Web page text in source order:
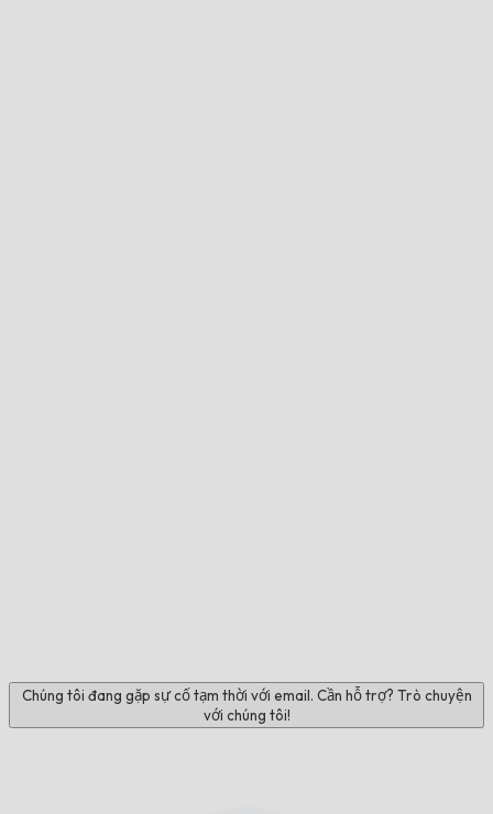
Chúng tôi đang gặp sự cố tạm thời với email. Cần hỗ trợ? Trò chuyện
với chúng tôi!